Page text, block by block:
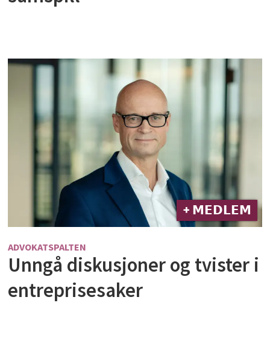
+ 𝗠𝗘𝗗𝗟𝗘𝗠
ADVOKATSPALTEN
Unngå diskusjoner og tvister i
entreprisesaker